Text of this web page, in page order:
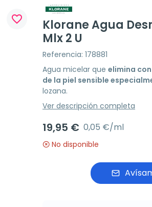
favorite_border
Klorane Agua
Mlx 2 U
Referencia: 178881
Agua micelar que elimina
de la piel sensible
lozana.
Ver descripción completa
19,95 € 0,05 €/ml
No disponible